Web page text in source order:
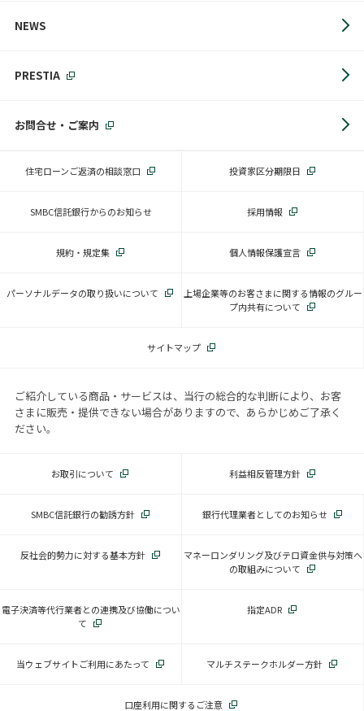
NEWS
PRESTIA
お問合せ・ご案内
住宅ローンご返済の相談窓口 投資家区分期限日
SMBC信託銀行からのお知らせ 採用情報
規約・規定集 個人情報保護宣言
パーソナルデータの取り扱いについて
上場企業等のお客さまに関する情報のグルー
プ内共有について
サイトマップ
ご紹介している商品・サービスは、当行の総合的な判断により、お客
さまに販売・提供できない場合がありますので、あらかじめご了承く
ださい。
お取引について 利益相反管理方針
SMBC信託銀行の勧誘方針 銀行代理業者としてのお知らせ
反社会的勢力に対する基本方針
マネーロンダリング及びテロ資金供与対策へ
の取組みについて
電子決済等代行業者との連携及び協働につい
て
指定ADR
当ウェブサイトご利用にあたって マルチステークホルダー方針
口座利用に関するご注意